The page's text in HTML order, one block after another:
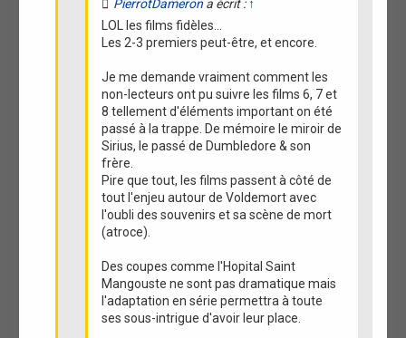
PierrotDameron a écrit : ↑
LOL les films fidèles...
Les 2-3 premiers peut-être, et encore.
Je me demande vraiment comment les
non-lecteurs ont pu suivre les films 6, 7 et
8 tellement d'éléments important on été
passé à la trappe. De mémoire le miroir de
Sirius, le passé de Dumbledore & son
frère.
Pire que tout, les films passent à côté de
tout l'enjeu autour de Voldemort avec
l'oubli des souvenirs et sa scène de mort
(atroce).
Des coupes comme l'Hopital Saint
Mangouste ne sont pas dramatique mais
l'adaptation en série permettra à toute
ses sous-intrigue d'avoir leur place.